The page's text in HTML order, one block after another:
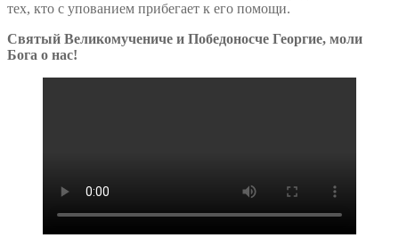
тех, кто с упованием прибегает к его помощи.
Святый Великомучениче и Победоносче Георгие, моли
Бога о нас!